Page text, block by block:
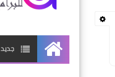
الرئيسيةجديد